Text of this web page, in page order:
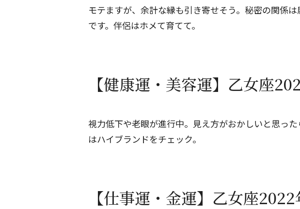
モテますが、余計な縁も引き寄せそう。秘密の関係
です。伴侶はホメて育てて。
【健康運・美容運】乙女座
視力低下や老眼が進行中。見え方がおかしいと思っ
はハイブランドをチェック。
【仕事運・金運】乙女座2022